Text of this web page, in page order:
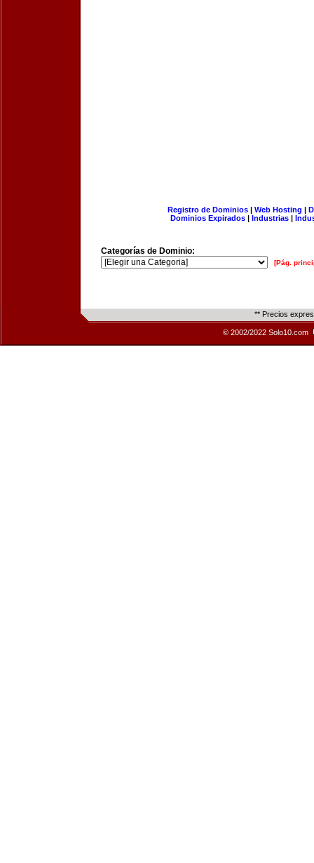
Registro de Dominios| Web Hosting |
Dominios Expirados | Industrias |
Categorías de Dominio:
[Pág.
** Precios
© 2002/2022 Solo10.com